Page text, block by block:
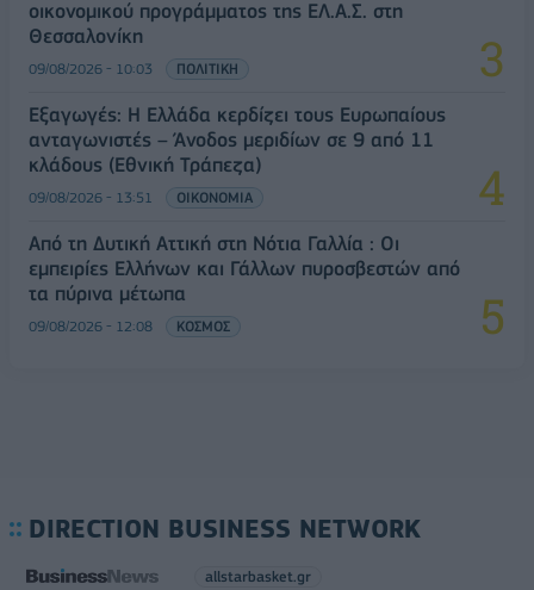
οικονομικού προγράμματος της ΕΛ.Α.Σ. στη
Θεσσαλονίκη
09/08/2026 - 10:03 ΠΟΛΙΤΙΚΗ
Εξαγωγές: Η Ελλάδα κερδίζει τους Ευρωπαίους
ανταγωνιστές – Άνοδος μεριδίων σε 9 από 11
κλάδους (Εθνική Τράπεζα)
09/08/2026 - 13:51 ΟΙΚΟΝΟΜΙΑ
Από τη Δυτική Αττική στη Νότια Γαλλία : Οι
εμπειρίες Ελλήνων και Γάλλων πυροσβεστών από
τα πύρινα μέτωπα
09/08/2026 - 12:08 ΚΟΣΜΟΣ
DIRECTION BUSINESS NETWORK
allstarbasket.gr